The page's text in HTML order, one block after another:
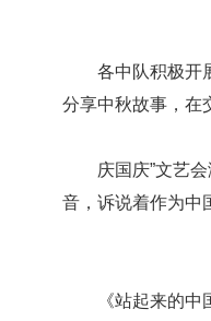
各中队积极开展
分享中秋故事，在
庆国庆”文艺会
音，诉说着作为中
《站起来的中国